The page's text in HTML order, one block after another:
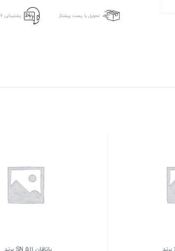
تحویل با پست پیشتاز پشتیبانی ۷ روزه ۲۴ ساعته